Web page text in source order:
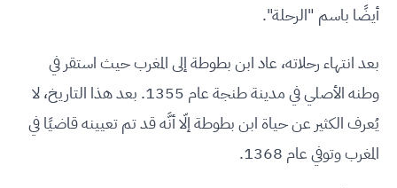
أيضًا باسم "الرحلة".
بعد انتهاء رحلاته، عاد ابن بطوطة إلى المغرب حيث استقر في
وطنه الأصلي في مدينة طنجة عام 1355. بعد هذا التاريخ، لا
يُعرف الكثير عن حياة ابن بطوطة إلّا أنَّه قد تم تعيينه قاضيًا في
المغرب وتوفي عام 1368.